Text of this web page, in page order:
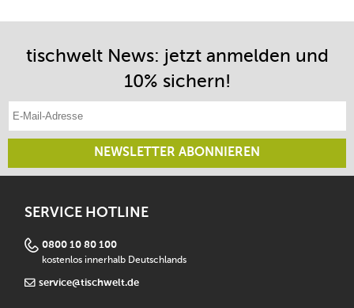
tischwelt News: jetzt anmelden und
10% sichern!
NEWSLETTER ABONNIEREN
SERVICE HOTLINE
0800 10 80 100
kostenlos innerhalb Deutschlands
service@tischwelt.de